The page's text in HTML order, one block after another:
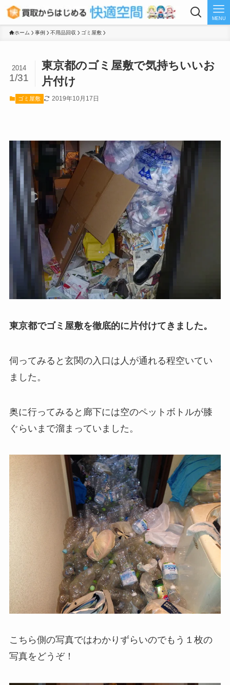
MENU
ホーム 事例 不用品回収 ゴミ屋敷
東京都のゴミ屋敷で気持ちいいお
片付け
2014
1/31
ゴミ屋敷 2019年10月17日
東京都でゴミ屋敷を徹底的に片付けてきました。
伺ってみると玄関の入口は人が通れる程空いてい
ました。
奥に行ってみると廊下には空のペットボトルが膝
ぐらいまで溜まっていました。
こちら側の写真ではわかりずらいのでもう１枚の
写真をどうぞ！